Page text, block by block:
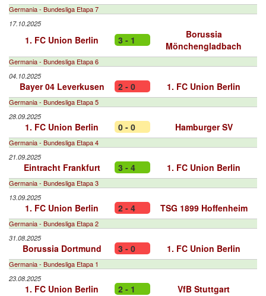
Germania - Bundesliga Etapa 7
17.10.2025
1. FC Union Berlin 3 - 1
Borussia
Mönchengladbach
Germania - Bundesliga Etapa 6
04.10.2025
Bayer 04 Leverkusen 2 - 0 1. FC Union Berlin
Germania - Bundesliga Etapa 5
28.09.2025
1. FC Union Berlin 0 - 0 Hamburger SV
Germania - Bundesliga Etapa 4
21.09.2025
Eintracht Frankfurt 3 - 4 1. FC Union Berlin
Germania - Bundesliga Etapa 3
13.09.2025
1. FC Union Berlin 2 - 4 TSG 1899 Hoffenheim
Germania - Bundesliga Etapa 2
31.08.2025
Borussia Dortmund 3 - 0 1. FC Union Berlin
Germania - Bundesliga Etapa 1
23.08.2025
1. FC Union Berlin 2 - 1 VfB Stuttgart